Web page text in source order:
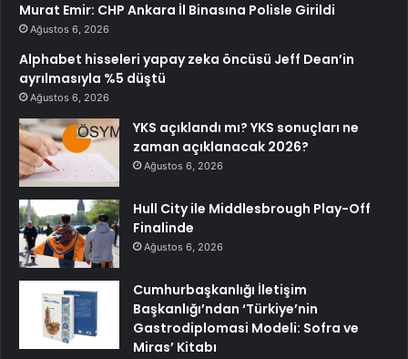
Murat Emir: CHP Ankara İl Binasına Polisle Girildi
Ağustos 6, 2026
Alphabet hisseleri yapay zeka öncüsü Jeff Dean’in
ayrılmasıyla %5 düştü
Ağustos 6, 2026
YKS açıklandı mı? YKS sonuçları ne
zaman açıklanacak 2026?
Ağustos 6, 2026
Hull City ile Middlesbrough Play-Off
Finalinde
Ağustos 6, 2026
Cumhurbaşkanlığı İletişim
Başkanlığı’ndan ‘Türkiye’nin
Gastrodiplomasi Modeli: Sofra ve
Miras’ Kitabı